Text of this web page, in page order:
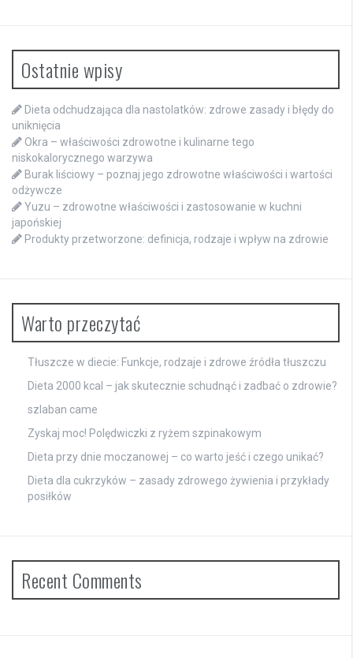
Ostatnie wpisy
Dieta odchudzająca dla nastolatków: zdrowe zasady i błędy do
uniknięcia
Okra – właściwości zdrowotne i kulinarne tego
niskokalorycznego warzywa
Burak liściowy – poznaj jego zdrowotne właściwości i wartości
odżywcze
Yuzu – zdrowotne właściwości i zastosowanie w kuchni
japońskiej
Produkty przetworzone: definicja, rodzaje i wpływ na zdrowie
Warto przeczytać
Tłuszcze w diecie: Funkcje, rodzaje i zdrowe źródła tłuszczu
Dieta 2000 kcal – jak skutecznie schudnąć i zadbać o zdrowie?
szlaban came
Zyskaj moc! Polędwiczki z ryżem szpinakowym
Dieta przy dnie moczanowej – co warto jeść i czego unikać?
Dieta dla cukrzyków – zasady zdrowego żywienia i przykłady
posiłków
Recent Comments